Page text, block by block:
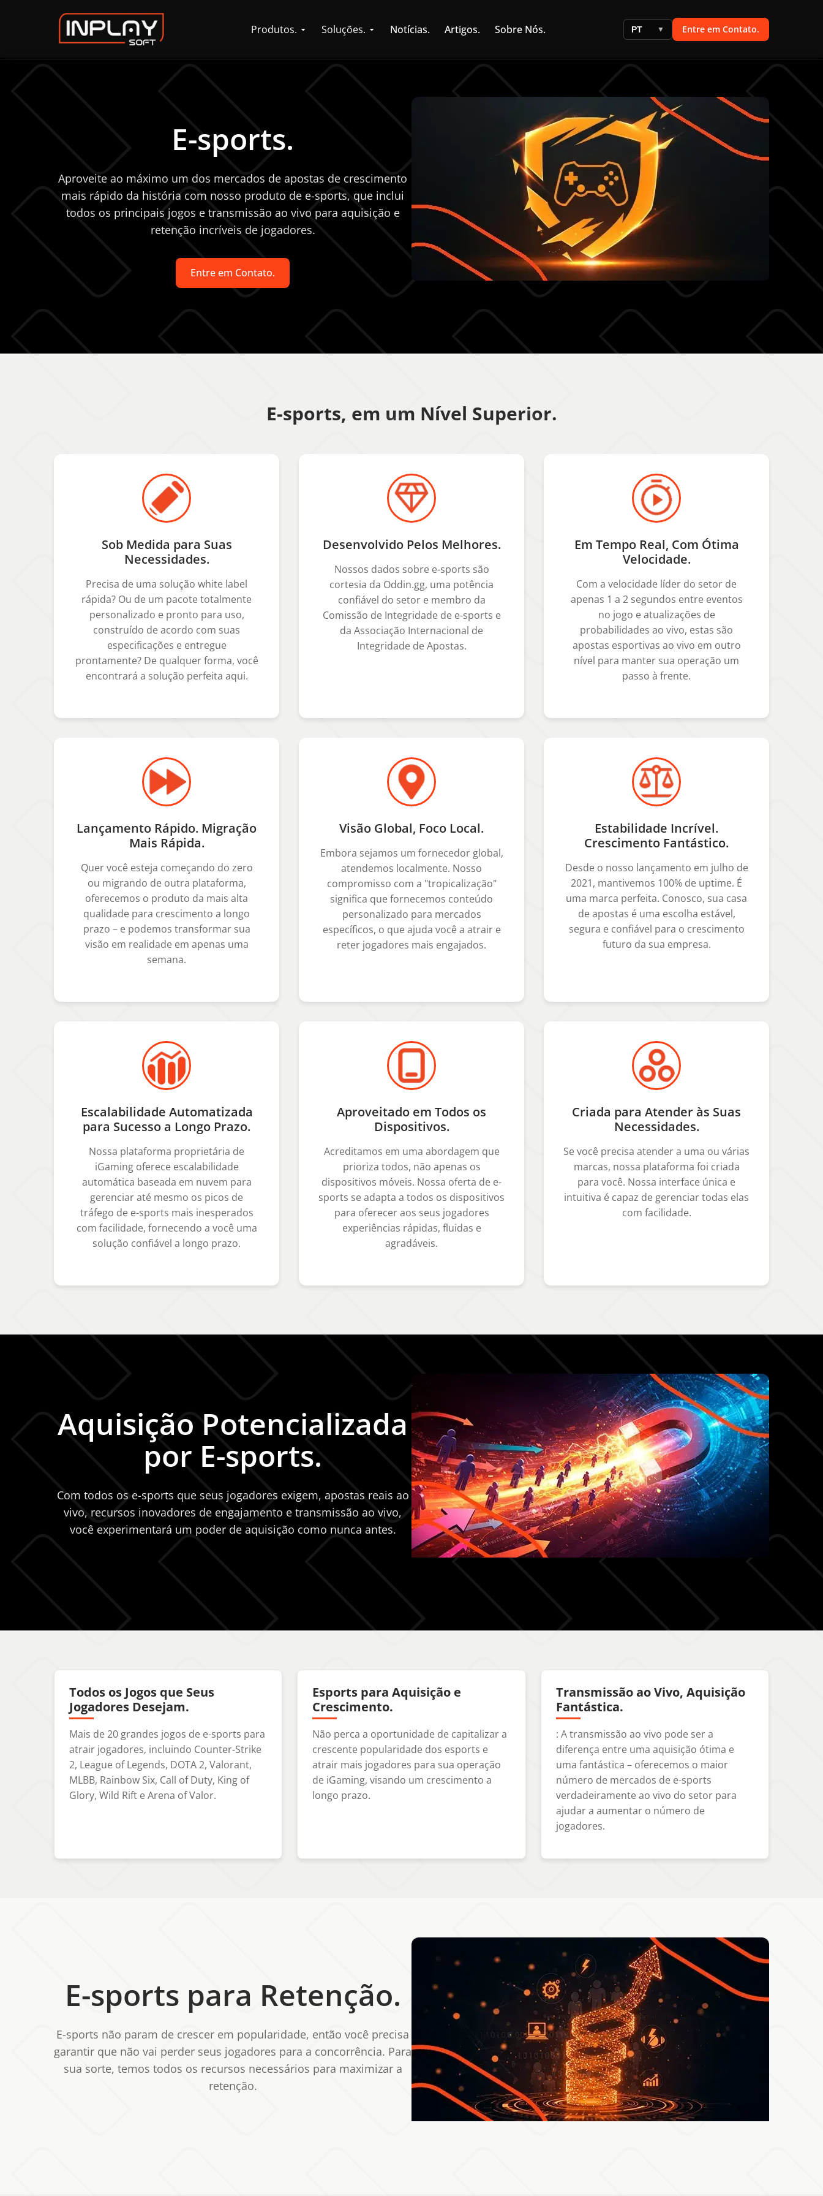
Produtos. Soluções. Notícias. Artigos. Sobre Nós. PT ▼ Entre em Contato.
E-sports.
Aproveite ao máximo um dos mercados de apostas de crescimento
mais rápido da história com nosso produto de e-sports, que inclui
todos os principais jogos e transmissão ao vivo para aquisição e
retenção incríveis de jogadores.
Entre em Contato.
E-sports, em um Nível Superior.
Sob Medida para Suas
Necessidades.
Precisa de uma solução white label
rápida? Ou de um pacote totalmente
personalizado e pronto para uso,
construído de acordo com suas
especificações e entregue
prontamente? De qualquer forma, você
encontrará a solução perfeita aqui.
Desenvolvido Pelos Melhores.
Nossos dados sobre e-sports são
cortesia da Oddin.gg, uma potência
confiável do setor e membro da
Comissão de Integridade de e-sports e
da Associação Internacional de
Integridade de Apostas.
Em Tempo Real, Com Ótima
Velocidade.
Com a velocidade líder do setor de
apenas 1 a 2 segundos entre eventos
no jogo e atualizações de
probabilidades ao vivo, estas são
apostas esportivas ao vivo em outro
nível para manter sua operação um
passo à frente.
Lançamento Rápido. Migração
Mais Rápida.
Quer você esteja começando do zero
ou migrando de outra plataforma,
oferecemos o produto da mais alta
qualidade para crescimento a longo
prazo – e podemos transformar sua
visão em realidade em apenas uma
semana.
Visão Global, Foco Local.
Embora sejamos um fornecedor global,
atendemos localmente. Nosso
compromisso com a "tropicalização"
significa que fornecemos conteúdo
personalizado para mercados
específicos, o que ajuda você a atrair e
reter jogadores mais engajados.
Estabilidade Incrível.
Crescimento Fantástico.
Desde o nosso lançamento em julho de
2021, mantivemos 100% de uptime. É
uma marca perfeita. Conosco, sua casa
de apostas é uma escolha estável,
segura e confiável para o crescimento
futuro da sua empresa.
Escalabilidade Automatizada
para Sucesso a Longo Prazo.
Nossa plataforma proprietária de
iGaming oferece escalabilidade
automática baseada em nuvem para
gerenciar até mesmo os picos de
tráfego de e-sports mais inesperados
com facilidade, fornecendo a você uma
solução confiável a longo prazo.
Aproveitado em Todos os
Dispositivos.
Acreditamos em uma abordagem que
prioriza todos, não apenas os
dispositivos móveis. Nossa oferta de e-
sports se adapta a todos os dispositivos
para oferecer aos seus jogadores
experiências rápidas, fluidas e
agradáveis.
Criada para Atender às Suas
Necessidades.
Se você precisa atender a uma ou várias
marcas, nossa plataforma foi criada
para você. Nossa interface única e
intuitiva é capaz de gerenciar todas elas
com facilidade.
Aquisição Potencializada
por E-sports.
Com todos os e-sports que seus jogadores exigem, apostas reais ao
vivo, recursos inovadores de engajamento e transmissão ao vivo,
você experimentará um poder de aquisição como nunca antes.
Todos os Jogos que Seus
Jogadores Desejam.
Mais de 20 grandes jogos de e-sports para
atrair jogadores, incluindo Counter-Strike
2, League of Legends, DOTA 2, Valorant,
MLBB, Rainbow Six, Call of Duty, King of
Glory, Wild Rift e Arena of Valor.
Esports para Aquisição e
Crescimento.
Não perca a oportunidade de capitalizar a
crescente popularidade dos esports e
atrair mais jogadores para sua operação
de iGaming, visando um crescimento a
longo prazo.
Transmissão ao Vivo, Aquisição
Fantástica.
: A transmissão ao vivo pode ser a
diferença entre uma aquisição ótima e
uma fantástica – oferecemos o maior
número de mercados de e-sports
verdadeiramente ao vivo do setor para
ajudar a aumentar o número de
jogadores.
E-sports para Retenção.
E-sports não param de crescer em popularidade, então você precisa
garantir que não vai perder seus jogadores para a concorrência. Para
sua sorte, temos todos os recursos necessários para maximizar a
retenção.